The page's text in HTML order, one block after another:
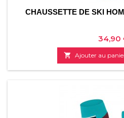
CHAUSSETTE DE SKI
Prix
34,90
 Ajouter au